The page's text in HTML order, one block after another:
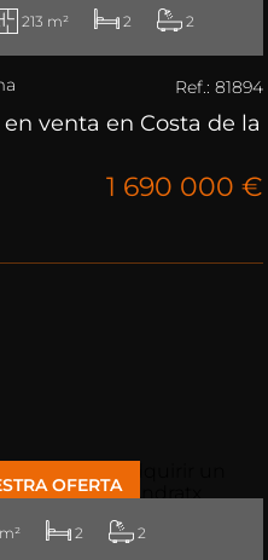
213 m² 2 2
Ref.: 81894
venta en Costa de la
1 690 000 €
OFERTA
2 2